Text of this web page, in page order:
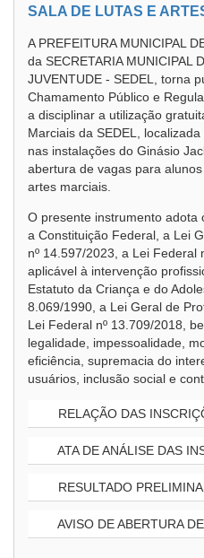
SALA DE LUTAS E
A PREFEITURA MUNICIPAL
da SECRETARIA MUNICIPAL
JUVENTUDE - SEDEL, torna
Chamamento Público e
a disciplinar a utilização
Marciais da SEDEL,
nas instalações do Ginásio
abertura de vagas para
artes marciais.
O presente instrumento adota
a Constituição Federal, a Lei
nº 14.597/2023, a Lei Federal
aplicável à intervenção
Estatuto da Criança e do
8.069/1990, a Lei Geral de
Lei Federal nº 13.709/2018,
legalidade, impessoalidade,
eficiência, supremacia do
usuários, inclusão social e
RELAÇÃO DAS
ATA DE ANÁLISE DAS
RESULTADO
AVISO DE ABERTURA